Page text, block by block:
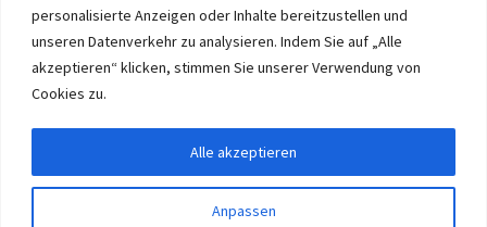
personalisierte Anzeigen oder Inhalte bereitzustellen und
unseren Datenverkehr zu analysieren. Indem Sie auf „Alle
akzeptieren“ klicken, stimmen Sie unserer Verwendung von
Cookies zu.
Anpassen
Alle akzeptieren
© 2026 Eruon Trade UG, Germany, member of the ERUON